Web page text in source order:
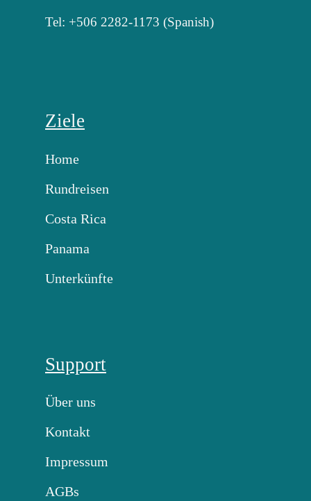
Tel: +506 2282-1173 (Spanish)
Ziele
Home
Rundreisen
Costa Rica
Panama
Unterkünfte
Support
Über uns
Kontakt
Impressum
AGBs